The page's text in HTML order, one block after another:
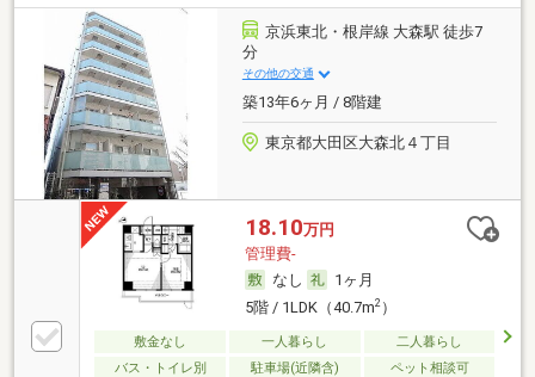
京浜東北・根岸線 大森駅 徒歩7
分
その他の交通
築13年6ヶ月 / 8階建
東京都大田区大森北４丁目
18.10万円
管理費-
なし
1ヶ月
5階 / 1LDK（40.7m2）
敷金なし 一人暮らし
二人暮らし
バス・トイレ別
駐車場(近隣含) ペット相談可